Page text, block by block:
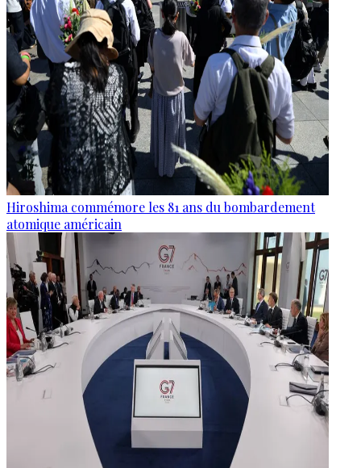
Hiroshima commémore les 81 ans du bombardement
atomique américain